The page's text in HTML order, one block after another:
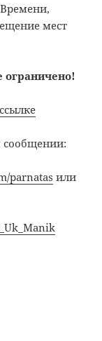
мест
ограничено!
сообщении:
parnatas или